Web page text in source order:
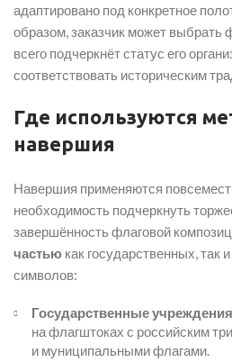
адаптировано под конкретное
образом, заказчик может выбрать
всего подчеркнёт статус его
соответствовать историческим
Где используются
навершия
Навершия применяются
необходимость подчеркнуть
завершённость флаговой
частью как государственных, так
символов:
Государственные учреждения.
на флагштоках с российским
и муниципальными флагами.